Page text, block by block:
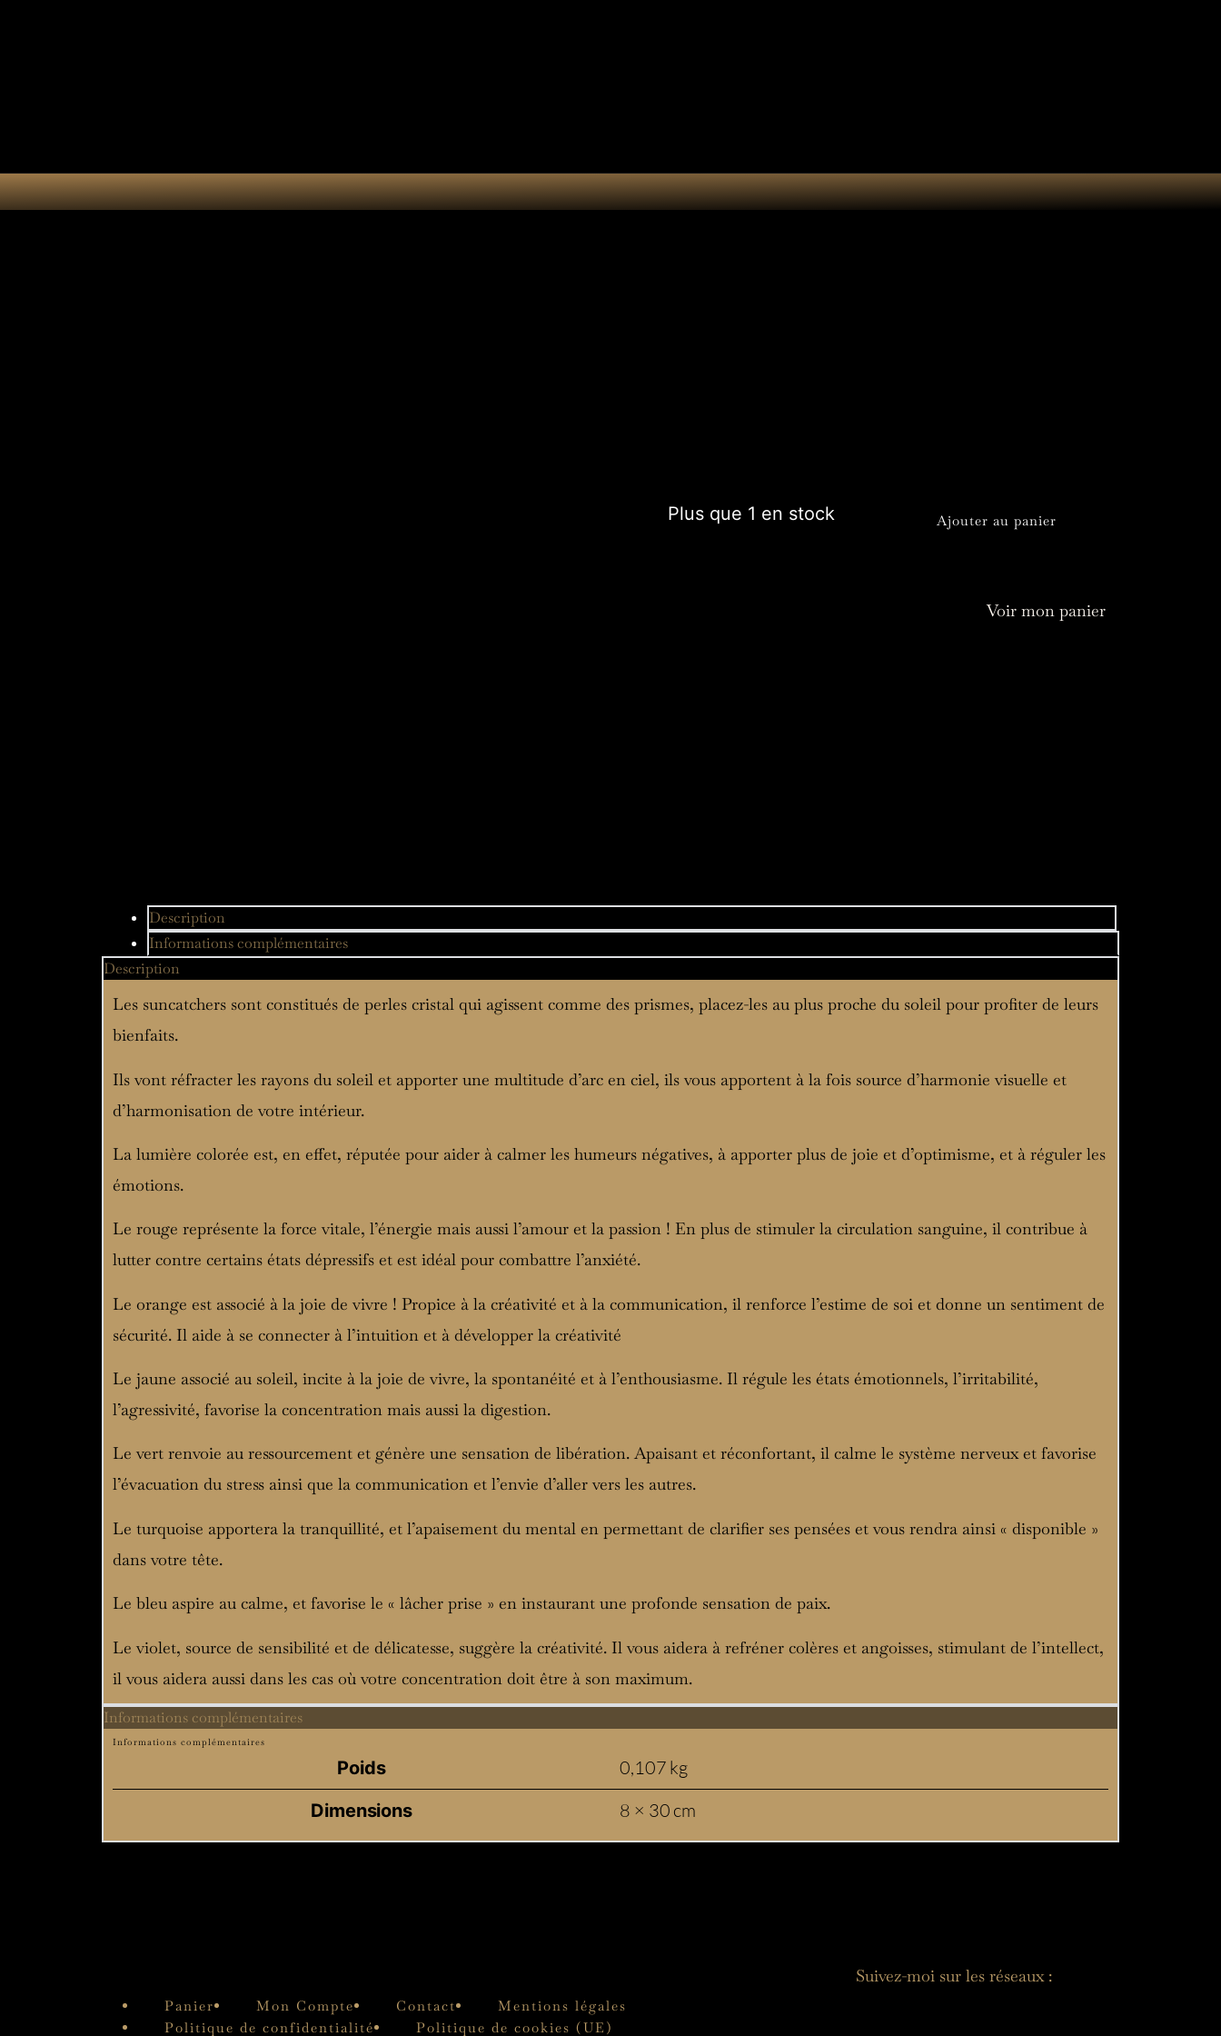
Plus que 1 en stockquantité
Ajouter au panier
Voir mon panier
Description
Informations complémentaires
Description
Les suncatchers sont constitués de perles cristal qui agissent comme des prismes, placez-les au plus proche du soleil pour profiter de leurs
bienfaits.
Ils vont réfracter les rayons du soleil et apporter une multitude d’arc en ciel, ils vous apportent à la fois source d’harmonie visuelle et
d’harmonisation de votre intérieur.
La lumière colorée est, en effet, réputée pour aider à calmer les humeurs négatives, à apporter plus de joie et d’optimisme, et à réguler les
émotions.
Le rouge représente la force vitale, l’énergie mais aussi l’amour et la passion ! En plus de stimuler la circulation sanguine, il contribue à
lutter contre certains états dépressifs et est idéal pour combattre l’anxiété.
Le orange est associé à la joie de vivre ! Propice à la créativité et à la communication, il renforce l’estime de soi et donne un sentiment de
sécurité. Il aide à se connecter à l’intuition et à développer la créativité
Le jaune associé au soleil, incite à la joie de vivre, la spontanéité et à l’enthousiasme. Il régule les états émotionnels, l’irritabilité,
l’agressivité, favorise la concentration mais aussi la digestion.
Le vert renvoie au ressourcement et génère une sensation de libération. Apaisant et réconfortant, il calme le système nerveux et favorise
l’évacuation du stress ainsi que la communication et l’envie d’aller vers les autres.
Le turquoise apportera la tranquillité, et l’apaisement du mental en permettant de clarifier ses pensées et vous rendra ainsi « disponible »
dans votre tête.
Le bleu aspire au calme, et favorise le « lâcher prise » en instaurant une profonde sensation de paix.
Le violet, source de sensibilité et de délicatesse, suggère la créativité. Il vous aidera à refréner colères et angoisses, stimulant de l’intellect,
il vous aidera aussi dans les cas où votre concentration doit être à son maximum.
Informations complémentaires
Informations complémentaires
Poids 0,107 kg
Dimensions 8 × 30 cm
Panier Mon Compte Contact
Mentions légales
Politique de confidentialité
Politique de cookies (UE)
Suivez-moi sur les réseaux :